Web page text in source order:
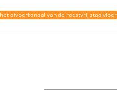
het afvoerkanaal van de roestvrij staalvloer